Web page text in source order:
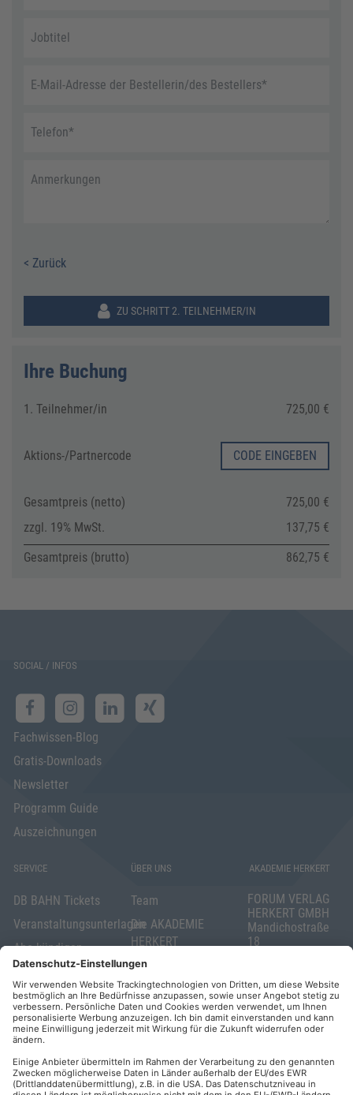
Jobtitel
E-Mail-Adresse der Bestellerin/des Bestellers*
Telefon*
Anmerkungen
< Zurück
ZU SCHRITT 2. TEILNEHMER/IN
Ihre Buchung
1. Teilnehmer/in 725,00 €
Aktions-/Partnercode CODE EINGEBEN
Gesamtpreis (netto)
725,00 €
zzgl. 19% MwSt.
137,75 €
Gesamtpreis (brutto)
862,75 €
SOCIAL / INFOS
Fachwissen-Blog
Gratis-Downloads
Newsletter
Programm Guide
Auszeichnungen
SERVICE
DB BAHN Tickets
Veranstaltungsunterlagen
Abo kündigen
Widerrufsrecht
für Verbraucher
Elektronischer
Geschäftsverkehr
ÜBER UNS
Team
Die AKADEMIE
HERKERT
FORUM VERLAG
HERKERT
Kontakt
AKADEMIE HERKERT
FORUM VERLAG
HERKERT GMBH
Mandichostraße
18
Telefon: +49
(0)8233 381-123
Telefax: +49
(0)8233 381-222
E-Mail:
herkert.de
Zahlung per